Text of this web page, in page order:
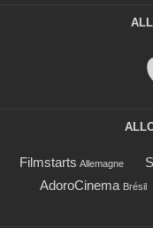
Filmstarts Allemagne
AdoroCinema Brésil